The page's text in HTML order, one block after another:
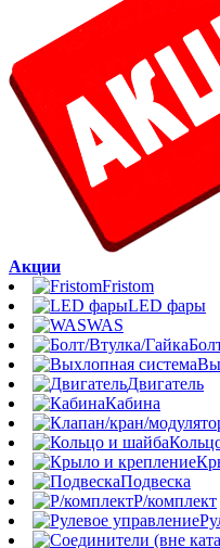
Акции
Fristom
LED фары
WAS
Двигатель
Кабина
Подвеска
Р/комплект